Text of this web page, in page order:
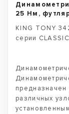
25 Нм,
KING TONY
серии
предназначен
различных